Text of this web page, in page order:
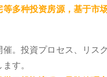
多种投资房源，基于市
。投資プロセス、リス
す。